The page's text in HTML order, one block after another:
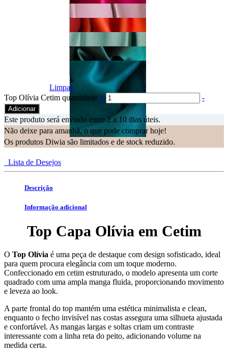
Limpar
Top Olívia Cetim quantidade + -
Adicionar
Este produto será enviado entre 2 a 10 dias úteis.
Não deixe para amanhã, o que pode comprar hoje!
Os produtos Diwia são limitados e de stock reduzido.
Lista de Desejos
Descrição
Informação adicional
Top Capa Olívia em Cetim
O Top Olívia é uma peça de destaque com design sofisticado, ideal
para quem procura elegância com um toque moderno.
Confeccionado em cetim estruturado, o modelo apresenta um corte
quadrado com uma ampla manga fluida, proporcionando movimento
e leveza ao look.
A parte frontal do top mantém uma estética minimalista e clean,
enquanto o fecho invisível nas costas assegura uma silhueta ajustada
e confortável. As mangas largas e soltas criam um contraste
interessante com a linha reta do peito, adicionando volume na
medida certa.